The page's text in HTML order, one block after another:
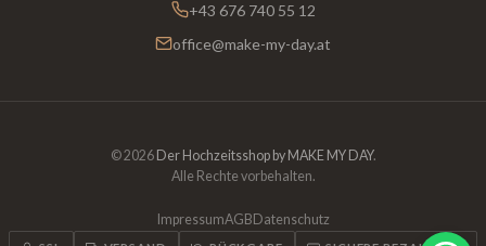
+43 676 740 55 12
office@make-my-day.at
© 2026 Der Hochzeitsshop by MAKE MY DAY.
Alle Rechte vorbehalten.
ImpressumAGB Datenschutz